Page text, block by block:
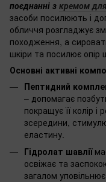
поєднанні з кремом
засоби посилюють і
обличчя розгладжує
походження, а
шкіри та посилює опір
Основні активні
Пептидний
– допомагає
покращує її колір
зсередини,
еластину.
Гідролат шавлії
освіжає та
загалом